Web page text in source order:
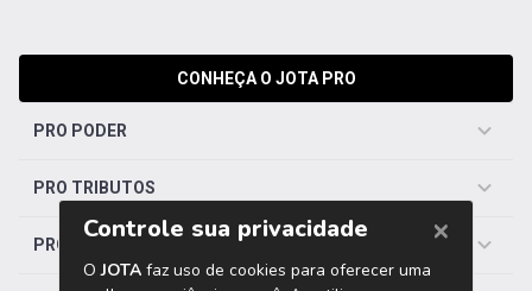
CONHEÇA O JOTA PRO
PRO PODER
PRO TRIBUTOS
PRO TRABALHISTA